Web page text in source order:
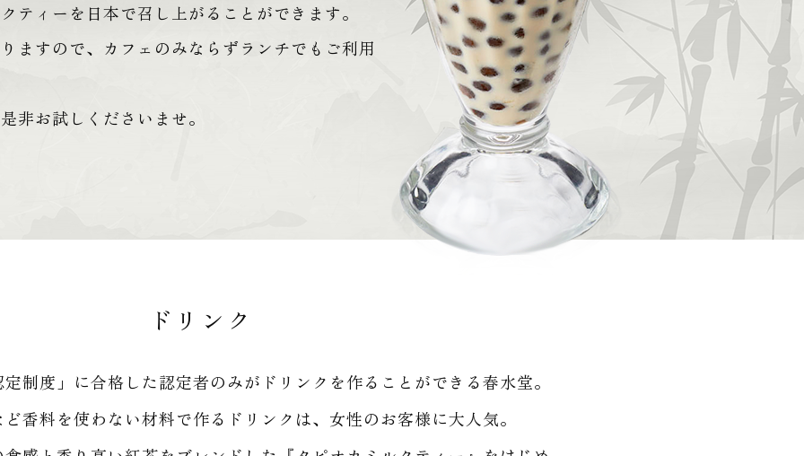
ティーを日本で召し上がることができます。
ますので、カフェのみならずランチでもご利用
非お試しくださいませ。
ドリンク
制度」に合格した認定者のみがドリンクを作ることができる春水堂。
香料を使わない材料で作るドリンクは、女性のお客様に大人気。